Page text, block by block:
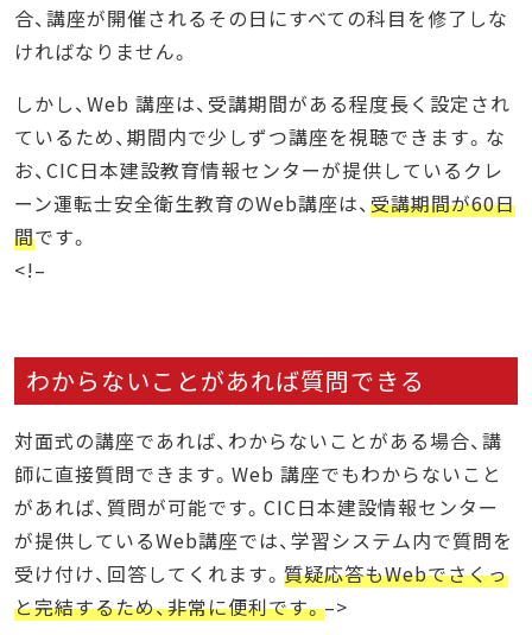
合、講座が開催されるその日にすべての科目を修了しな
ければなりません。
しかし、Web 講座は、受講期間がある程度長く設定され
ているため、期間内で少しずつ講座を視聴できます。な
お、CIC日本建設教育情報センターが提供しているクレ
ーン運転士安全衛生教育のWeb講座は、 受講期間が60日
間です。
<!–
わからないことがあれば質問できる
対面式の講座であれば、わからないことがある場合、講
師に直接質問できます。Web 講座でもわからないこと
があれば、質問が可能です。CIC日本建設情報センター
が提供しているWeb講座では、学習システム内で質問を
受け付け、回答してくれます。 質疑応答もWebでさくっ
と完結するため、非常に便利です。–>